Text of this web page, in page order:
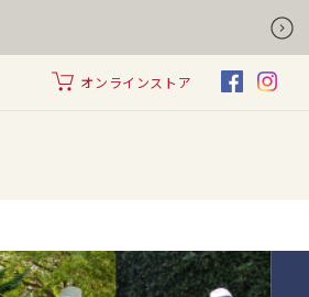
オンラインストア